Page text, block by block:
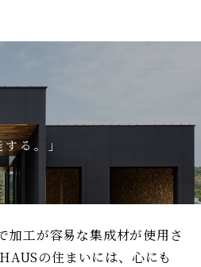
る。」
加工が容易な集成材が使用さ
の住まいには、心にも